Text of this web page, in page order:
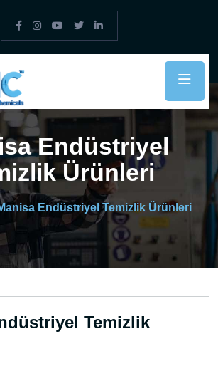
Endüstriyel
Ürünleri
Endüstriyel Temizlik Ürünleri
Temizlik